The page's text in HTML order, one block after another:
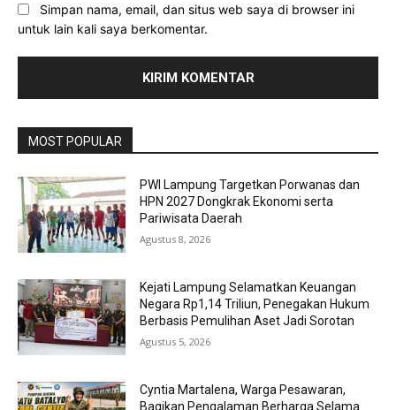
Simpan nama, email, dan situs web saya di browser ini
untuk lain kali saya berkomentar.
MOST POPULAR
PWI Lampung Targetkan Porwanas dan
HPN 2027 Dongkrak Ekonomi serta
Pariwisata Daerah
Agustus 8, 2026
Kejati Lampung Selamatkan Keuangan
Negara Rp1,14 Triliun, Penegakan Hukum
Berbasis Pemulihan Aset Jadi Sorotan
Agustus 5, 2026
Cyntia Martalena, Warga Pesawaran,
Bagikan Pengalaman Berharga Selama